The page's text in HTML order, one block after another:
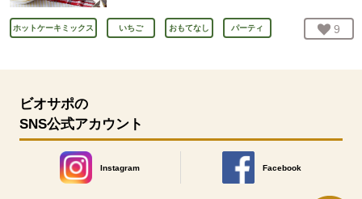
ホットケーキミックス いちご おもてなし パーティ お気
9
ビオサポの
SNS公式アカウント
Instagram
別のウィンドウで開きます。
Facebook
別のウィンドウで開きます